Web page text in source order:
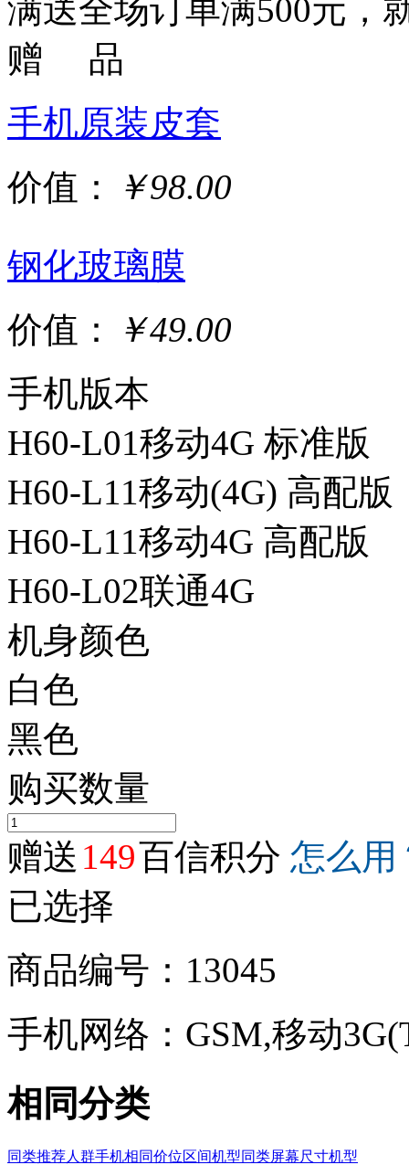
满送全场订单满500元，
赠 品
手机原装皮套
价值：
￥98.00
钢化玻璃膜
价值：
￥49.00
手机版本
H60-L01移动4G 标准版
H60-L11移动(4G) 高配版
H60-L11移动4G 高配版
H60-L02联通4G
机身颜色
白色
黑色
购买数量
赠送 149百信积分 怎么用
已选择
商品编号：13045
手机网络：GSM,移动
相同分类
同类推荐人群手机相同价位区间机型同类屏幕尺寸机型